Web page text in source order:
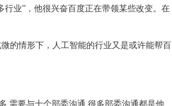
业”，他很兴奋百度正在带领某些改变。在
的情形下，人工智能的行业又是或许能帮百
,需要与十个部委沟通,很多部委沟通都是他